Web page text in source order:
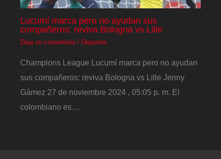
Lucumí marca pero no ayudan sus
compañeros: reviva Bologna vs Lille
Deja un comentario / Deportes
Champions League Lucumí marca pero no ayudan
sus compañeros: reviva Bologna vs Lille Jenny
Gámez 27 de noviembre 2024 , 05:05 p. m. El
colombiano es…